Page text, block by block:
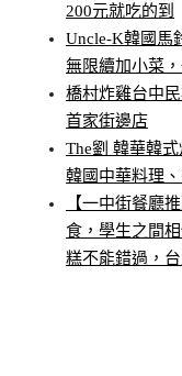
200元就吃的到
Uncle-K韓國馬
無限續加小菜
橋村炸雞台中
首家街邊店
The劉 韓華韓
韓國中華料理
【一中街餐廳
食，學生之間
糕不能錯過，